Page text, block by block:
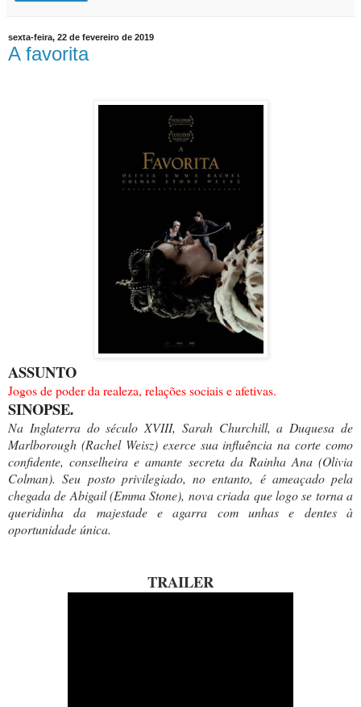
sexta-feira, 22 de fevereiro de 2019
A favorita
ASSUNTO
Jogos de poder da realeza, relações sociais e afetivas.
SINOPSE.
Na Inglaterra do século XVIII, Sarah Churchill, a Duquesa de
Marlborough (Rachel Weisz) exerce sua influência na corte como
confidente, conselheira e amante secreta da Rainha Ana (Olivia
Colman). Seu posto privilegiado, no entanto, é ameaçado pela
chegada de Abigail (Emma Stone), nova criada que logo se torna a
queridinha da majestade e agarra com unhas e dentes à
oportunidade única.
TRAILER